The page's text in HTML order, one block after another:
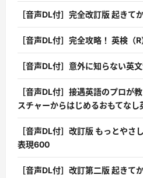
［音声DL付］完全改訂版 起きて
［音声DL付］完全攻略！ 英検（
［音声DL付］意外に知らない英
［音声DL付］接遇英語のプロが
スチャーからはじめるおもてなし
［音声DL付］改訂版 もっとやさ
表現600
［音声DL付］改訂第二版 起きて